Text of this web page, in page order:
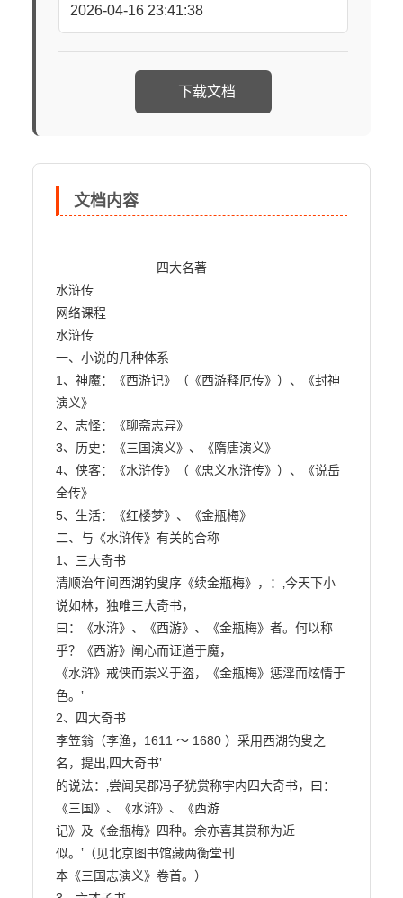
2026-04-16 23:41:38
下载文档
文档内容
水浒传
网络课程
水浒传
一、小说的几种体系
1、神魔：《西游记》（《西游释厄传》）、《封神
演义》
2、志怪：《聊斋志异》
3、历史：《三国演义》、《隋唐演义》
4、侠客：《水浒传》（《忠义水浒传》）、《说岳
全传》
5、生活：《红楼梦》、《金瓶梅》
二、与《水浒传》有关的合称
1、三大奇书
清顺治年间西湖钓叟序《续金瓶梅》，：‚今天下小
说如林，独唯三大奇书，
曰：《水浒》、《西游》、《金瓶梅》者。何以称
乎？《西游》阐心而证道于魔，
《水浒》戒侠而崇义于盗，《金瓶梅》惩淫而炫情于
色。‛
2、四大奇书
李笠翁（李渔，1611 ～ 1680 ）采用西湖钓叟之
名，提出‚四大奇书‛
的说法：‚尝闻吴郡冯子犹赏称宇内四大奇书，曰：
《三国》、《水浒》、《西游
记》及《金瓶梅》四种。余亦喜其赏称为近
似。‛（见北京图书馆藏两衡堂刊
本《三国志演义》卷首。）